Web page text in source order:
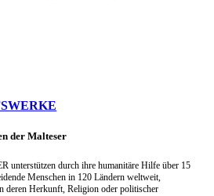
der Malteser
unterstützen durch ihre humanitäre Hilfe über 15
Menschen in 120 Ländern weltweit,
deren Herkunft, Religion oder politischer